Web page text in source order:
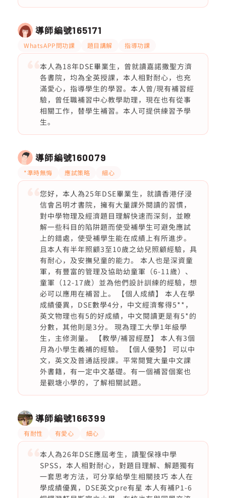
導師編號165171
WhatsAPP問功課 題目講解 指導功課
本人為18年DSE畢業生，曾就讀嘉諾撒聖方濟
各書院，均為全英授課，本人相對耐心，也充
滿愛心，指導學生的學習。本人曾/現有補習經
驗，曾任職補習中心教學助理，現在也有從事
相關工作，替學生補習。本人可提供練習予學
生。
導師編號160079
*準時無悔 應試策略 細心
您好，本人為25年DSE畢業生，就讀香港仔浸
信會呂明才書院，擁有大量課外閱讀的習慣，
對中學物理及經濟題目理解快速而深刻，並瞭
解一些科目的陷阱題而使受補學生可避免應試
上的錯處，使受補學生能在成績上有所進步。
且本人有半年照顧3至10歲之幼兒照顧經驗，具
有耐心，及安撫兒童的能力。 本人也是深資童
軍，有豐富的管理及協助幼童軍（6-11歲）、
童軍（12-17歲）並為他們設計訓練的經驗，想
必可以應用在補習上。 【個人成績】 本人在學
成績優異，DSE數學4分，中文經濟奪得5**，
英文物理也有5的好成績，中文閱讀更是有5*的
分數，其他則是3分。 現為理工大學1年級學
生，主修測量。 【教學/補習經歷】 本人有3個
月為小學生義補的經驗。 【個人優勢】 可以中
文，英文及普通話授課。平常閱覽大量中文課
外書籍，有一定中文基礎。有一個補習個案也
是觀塘小學的，了解相關試題。
導師編號166399
有耐性 有愛心 細心
本人為26年DSE應屆考生，讀聖保祿中學
SPSS，本人相對耐心，對題目理解、解題獨有
一套思考方法，可分享給學生相關技巧 本人在
學成績優異，DSE英文pre有星 本人有補P1-6